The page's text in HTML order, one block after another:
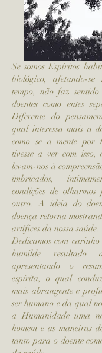
Se somos Espíritos
biológico, afetando-se
tempo, não faz
doentes como entes
Diferente do
qual interessa mais a
como se a mente por
tivesse a ver com isso,
levam-nos à
imbricados,
condições de
outro. A ideia do
doença retorna
artífices da nossa saúde.
Dedicamos com
humilde resultado
apresentando o
espírita, o qual
mais abrangente e
ser humano e da qual
a Humanidade uma
homem e as maneiras
tanto para o doente